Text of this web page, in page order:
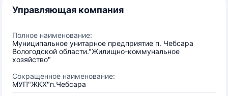
Управляющая компания
Полное наименование:
Муниципальное унитарное предприятие п. Чебсара
Вологодской области."Жилищно-коммунальное
хозяйство"
Сокращенное наименование:
МУП"ЖКХ"п.Чебсара